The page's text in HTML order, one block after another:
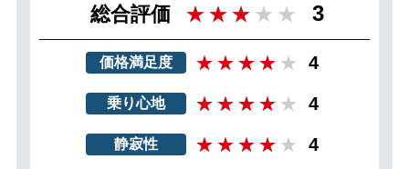
総合評価 3
価格満足度 4
乗り心地 4
静寂性 4